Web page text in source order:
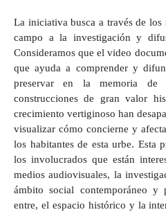
La iniciativa busca a través de
campo a la investigación y
Consideramos que el video
que ayuda a comprender y
preservar en la memoria de
construcciones de gran valor
crecimiento vertiginoso han
visualizar cómo concierne y
los habitantes de esta urbe. Esta
los involucrados que están
medios audiovisuales, la
ámbito social contemporáneo y
entre, el espacio histórico y la